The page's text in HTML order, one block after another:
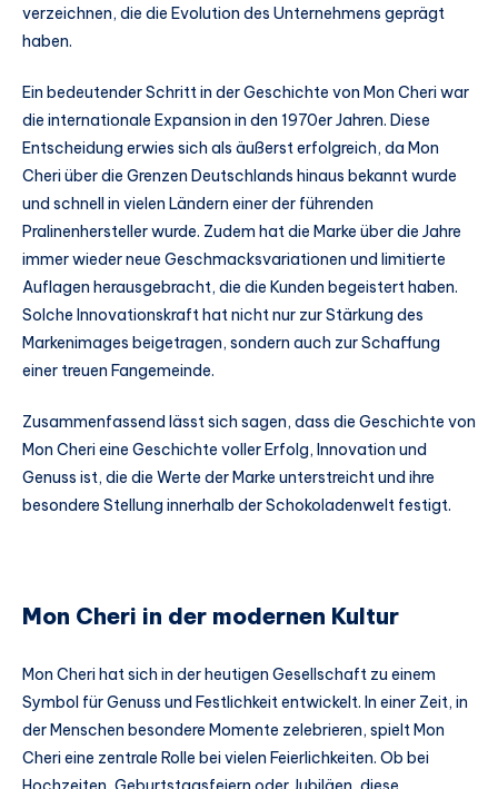
verzeichnen, die die Evolution des Unternehmens geprägt
haben.
Ein bedeutender Schritt in der Geschichte von Mon Cheri war
die internationale Expansion in den 1970er Jahren. Diese
Entscheidung erwies sich als äußerst erfolgreich, da Mon
Cheri über die Grenzen Deutschlands hinaus bekannt wurde
und schnell in vielen Ländern einer der führenden
Pralinenhersteller wurde. Zudem hat die Marke über die Jahre
immer wieder neue Geschmacksvariationen und limitierte
Auflagen herausgebracht, die die Kunden begeistert haben.
Solche Innovationskraft hat nicht nur zur Stärkung des
Markenimages beigetragen, sondern auch zur Schaffung
einer treuen Fangemeinde.
Zusammenfassend lässt sich sagen, dass die Geschichte von
Mon Cheri eine Geschichte voller Erfolg, Innovation und
Genuss ist, die die Werte der Marke unterstreicht und ihre
besondere Stellung innerhalb der Schokoladenwelt festigt.
Mon Cheri in der modernen Kultur
Mon Cheri hat sich in der heutigen Gesellschaft zu einem
Symbol für Genuss und Festlichkeit entwickelt. In einer Zeit, in
der Menschen besondere Momente zelebrieren, spielt Mon
Cheri eine zentrale Rolle bei vielen Feierlichkeiten. Ob bei